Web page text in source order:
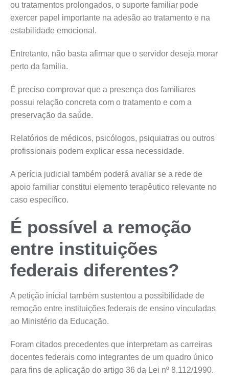
ou tratamentos prolongados, o suporte familiar pode
exercer papel importante na adesão ao tratamento e na
estabilidade emocional.
Entretanto, não basta afirmar que o servidor deseja morar
perto da família.
É preciso comprovar que a presença dos familiares
possui relação concreta com o tratamento e com a
preservação da saúde.
Relatórios de médicos, psicólogos, psiquiatras ou outros
profissionais podem explicar essa necessidade.
A perícia judicial também poderá avaliar se a rede de
apoio familiar constitui elemento terapêutico relevante no
caso específico.
É possível a remoção
entre instituições
federais diferentes?
A petição inicial também sustentou a possibilidade de
remoção entre instituições federais de ensino vinculadas
ao Ministério da Educação.
Foram citados precedentes que interpretam as carreiras
docentes federais como integrantes de um quadro único
para fins de aplicação do artigo 36 da Lei nº 8.112/1990.